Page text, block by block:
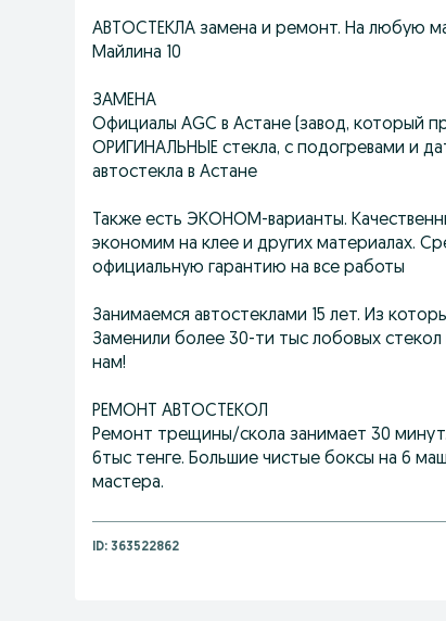
АВТОСТЕКЛА замена и ремонт. На любую
Майлина 10
ЗАМЕНА
Официалы AGC в Астане (завод, который
ОРИГИНАЛЬНЫЕ стекла, с подогревами и
автостекла в Астане
Также есть ЭКОНОМ-варианты.
экономим на клее и других материалах.
официальную гарантию на все работы
Занимаемся автостеклами 15 лет. Из
Заменили более 30-ти тыс лобовых стекол
нам!
РЕМОНТ АВТОСТЕКОЛ
Ремонт трещины/скола занимает 30
6тыс тенге. Большие чистые боксы на 6
мастера.
ID: 363522862